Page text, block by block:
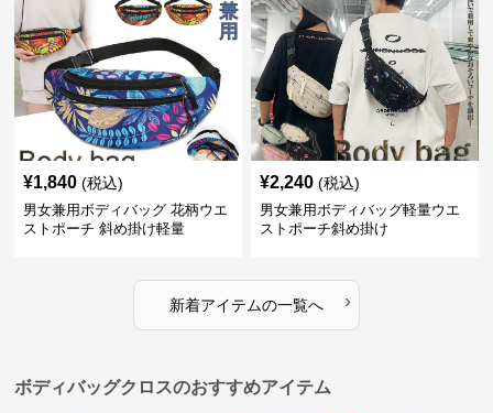
¥1,840 (税込)
男女兼用ボディバッグ 花柄ウエ
ストポーチ 斜め掛け軽量
¥2,240 (税込)
男女兼用ボディバッグ軽量ウエ
ストポーチ斜め掛け
新着アイテムの一覧へ ›
ボディバッグクロスのおすすめアイテム